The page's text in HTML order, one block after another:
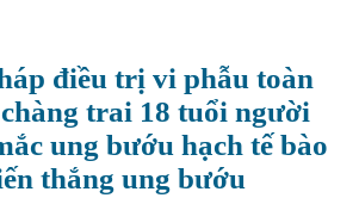
điều trị vi phẫu toàn
trai 18 tuổi người
ung bướu hạch tế bào
thắng ung bướu